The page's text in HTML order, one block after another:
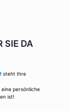
SIE DA
steht Ihre
persönliche
ist!